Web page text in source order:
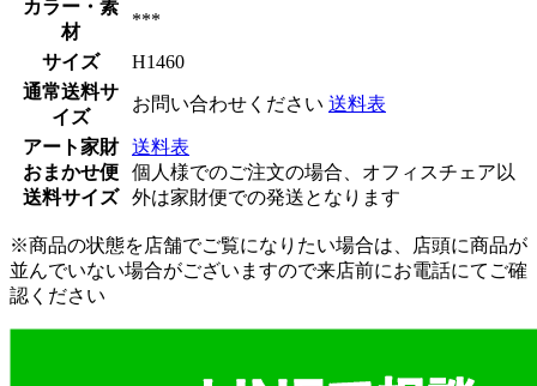
カラー・素
材
***
サイズ
H1460
通常送料サ
イズ
お問い合わせください 送料表
アート家財
おまかせ便
送料サイズ
送料表
個人様でのご注文の場合、オフィスチェア以
外は家財便での発送となります
※商品の状態を店舗でご覧になりたい場合は、店頭に商品が
並んでいない場合がございますので来店前にお電話にてご確
認ください